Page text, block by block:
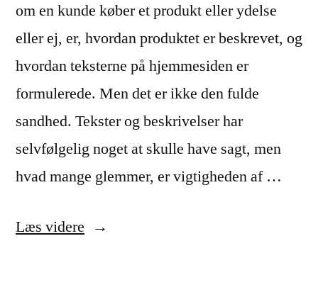
om en kunde køber et produkt eller ydelse
eller ej, er, hvordan produktet er beskrevet, og
hvordan teksterne på hjemmesiden er
formulerede. Men det er ikke den fulde
sandhed. Tekster og beskrivelser har
selvfølgelig noget at skulle have sagt, men
hvad mange glemmer, er vigtigheden af …
Læs videre “Har